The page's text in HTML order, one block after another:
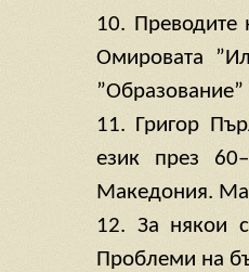
10. Преводите
Омировата
11. Григор
език през
Македония.
12. За някои
Проблеми на